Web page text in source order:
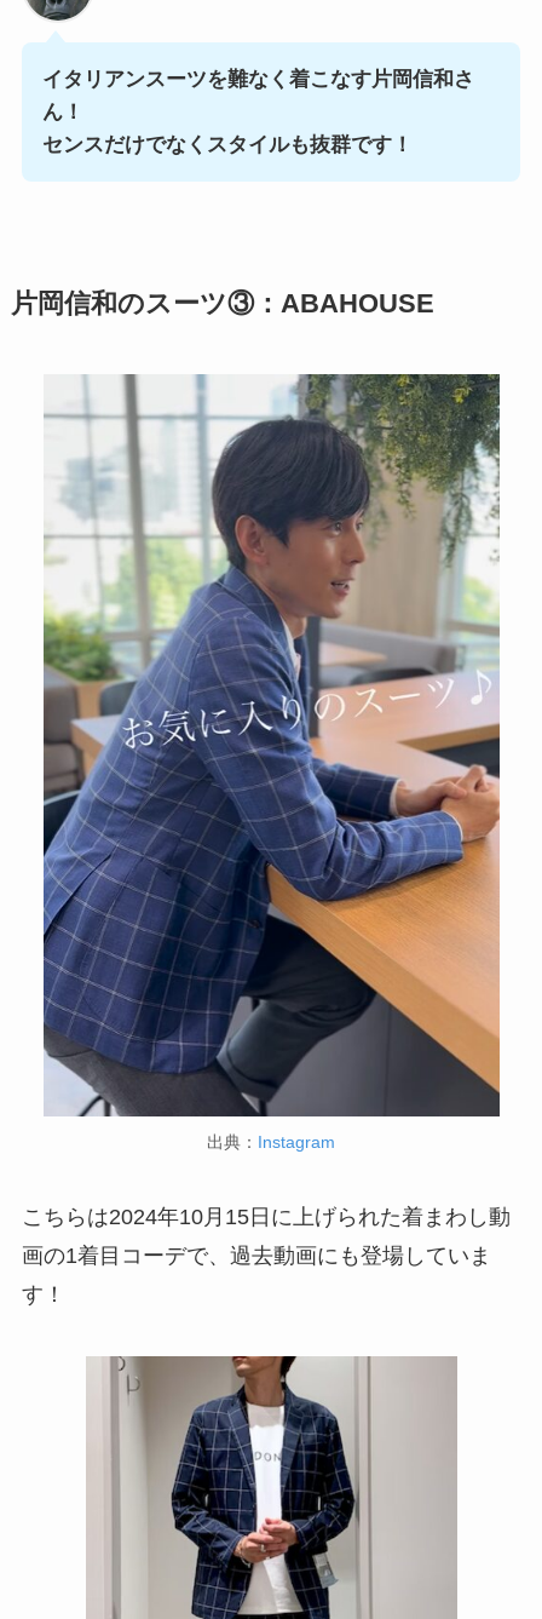
イタリアンスーツを難なく着こなす片岡信和さ
ん！
センスだけでなくスタイルも抜群です！
片岡信和のスーツ③：ABAHOUSE
出典： Instagram
こちらは2024年10月15日に上げられた着まわし動
画の1着目コーデで、過去動画にも登場していま
す！